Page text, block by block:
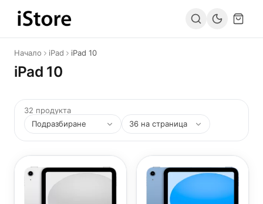
Към съдържанието
Начало iPad iPad 10
iPad 10
32 продукта